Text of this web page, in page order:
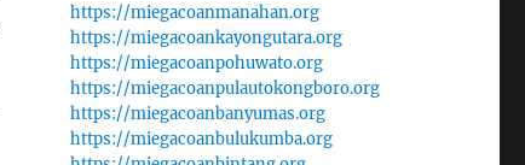
https://miegacoanmanahan.org
https://miegacoankayongutara.org
https://miegacoanpohuwato.org
https://miegacoanpulautokongboro.org
https://miegacoanbanyumas.org
https://miegacoanbulukumba.org